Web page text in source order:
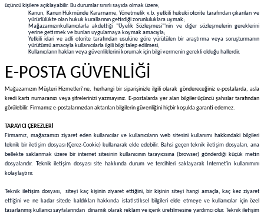
üçüncü kişilere açıklayabilir. Bu durumlar sınırlı sayıda olmak üzere;
Kanun, Kanun Hükmünde Kararname, Yönetmelik v.b. yetkili hukuki otorite tarafından çıkarılan ve
yürürlülükte olan hukuk kurallarının getirdiği zorunluluklara uymak;
Mağazamızınkullanıcılarla akdettiği "Üyelik Sözleşmesi"'nin ve diğer sözleşmelerin gereklerini
yerine getirmek ve bunları uygulamaya koymak amacıyla;
Yetkili idari ve adli otorite tarafından usulüne göre yürütülen bir araştırma veya soruşturmanın
yürütümü amacıyla kullanıcılarla ilgili bilgi talep edilmesi;
Kullanıcıların hakları veya güvenliklerini korumak için bilgi vermenin gerekli olduğu hallerdir.
E-POSTA GÜVENLİĞİ
Mağazamızın Müşteri Hizmetleri’ne, herhangi bir siparişinizle ilgili olarak göndereceğiniz e-postalarda, asla
kredi kartı numaranızı veya şifrelerinizi yazmayınız. E-postalarda yer alan bilgiler üçüncü şahıslar tarafından
görülebilir. Firmamız e-postalarınızdan aktarılan bilgilerin güvenliğini hiçbir koşulda garanti edemez.
TARAYICI ÇEREZLERİ
Firmamız, mağazamızı ziyaret eden kullanıcılar ve kullanıcıların web sitesini kullanımı hakkındaki bilgileri
teknik bir iletişim dosyası (Çerez-Cookie) kullanarak elde edebilir. Bahsi geçen teknik iletişim dosyaları, ana
bellekte saklanmak üzere bir internet sitesinin kullanıcının tarayıcısına (browser) gönderdiği küçük metin
dosyalarıdır. Teknik iletişim dosyası site hakkında durum ve tercihleri saklayarak İnternet'in kullanımını
kolaylaştırır.
Teknik iletişim dosyası, siteyi kaç kişinin ziyaret ettiğini, bir kişinin siteyi hangi amaçla, kaç kez ziyaret
ettiğini ve ne kadar sitede kaldıkları hakkında istatistiksel bilgileri elde etmeye ve kullanıcılar için özel
tasarlanmış kullanıcı sayfalarından dinamik olarak reklam ve içerik üretilmesine yardımcı olur. Teknik iletişim